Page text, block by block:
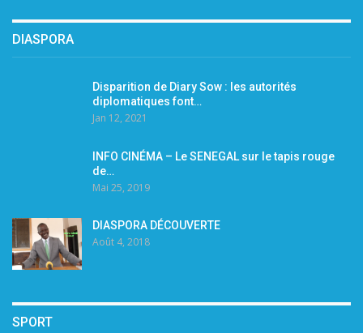
DIASPORA
Disparition de Diary Sow : les autorités
diplomatiques font…
Jan 12, 2021
INFO CINÉMA – Le SENEGAL sur le tapis rouge
de…
Mai 25, 2019
DIASPORA DÉCOUVERTE
Août 4, 2018
SPORT